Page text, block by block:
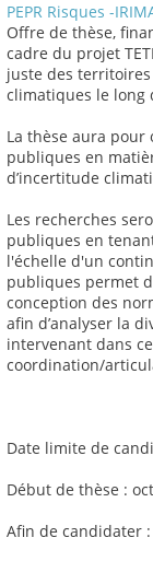
PEPR Risques -
Offre de thèse,
cadre du projet
juste des
climatiques le long
La thèse aura pour
publiques en
d’incertitude
Les recherches
publiques en
l'échelle d'un
publiques permet
conception des
afin d’analyser la
intervenant dans
coordination/
Date limite de
Début de thèse :
Afin de candidater :